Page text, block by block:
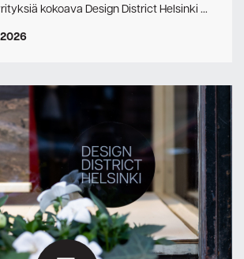
kokoava Design District Helsinki …